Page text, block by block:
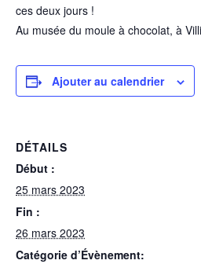
ces deux jours !
Au musée du moule à chocolat, à
Ajouter au calendrier
DÉTAILS
Début :
25 mars 2023
Fin :
26 mars 2023
Catégorie d’Évènement: